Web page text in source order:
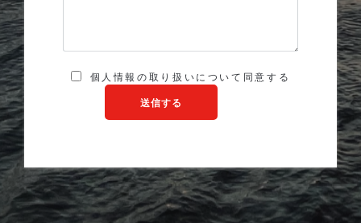
個人情報の取り扱いについて同意する
送信する